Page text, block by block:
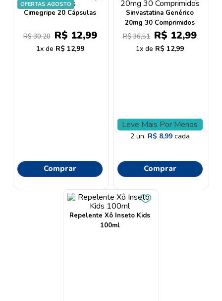
OFERTAS AGOSTO
Cimegripe 20 Cápsulas
R$30,20 R$ 12,99
1 R$ 12,99
Comprar
Sinvastatina Genérico
20mg 30 Comprimidos
R$36,51 R$ 12,99
1 R$ 12,99
Leve Mais Por Menos
2un. R$ 8,99cada
Comprar
Repelente Xô Inseto Kids
100ml
7º dove
lenço umedecido